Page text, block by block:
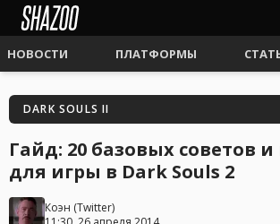
НОВОСТИ ПЛАТФОРМЫ
DARK SOULS II
Гайд: 20 базовых советов
для игры в Dark Souls 2
Коэн (Twitter)